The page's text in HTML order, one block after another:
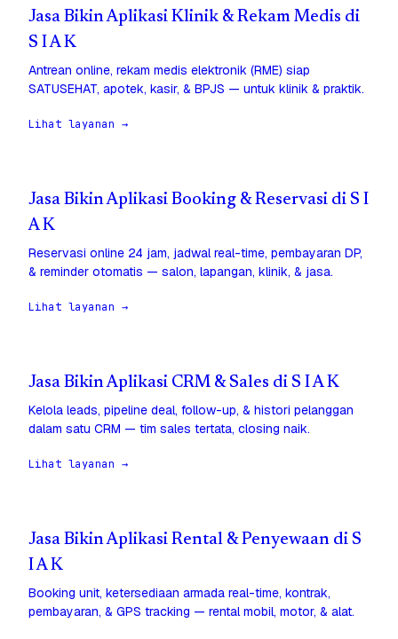
Jasa Bikin Aplikasi Klinik & Rekam Medis di
S I A K
Antrean online, rekam medis elektronik (RME) siap
SATUSEHAT, apotek, kasir, & BPJS — untuk klinik & praktik.
Lihat layanan →
Jasa Bikin Aplikasi Booking & Reservasi di S I
A K
Reservasi online 24 jam, jadwal real-time, pembayaran DP,
& reminder otomatis — salon, lapangan, klinik, & jasa.
Lihat layanan →
Jasa Bikin Aplikasi CRM & Sales di S I A K
Kelola leads, pipeline deal, follow-up, & histori pelanggan
dalam satu CRM — tim sales tertata, closing naik.
Lihat layanan →
Jasa Bikin Aplikasi Rental & Penyewaan di S
I A K
Booking unit, ketersediaan armada real-time, kontrak,
pembayaran, & GPS tracking — rental mobil, motor, & alat.